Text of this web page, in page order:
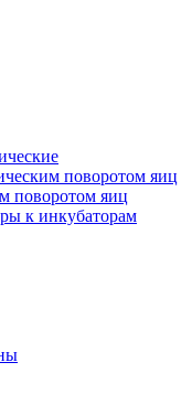
поворотом яиц
поворотом яиц
к инкубаторам